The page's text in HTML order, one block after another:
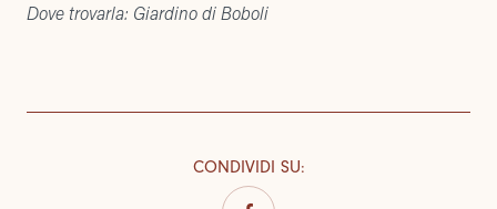
Dove trovarla: Giardino di Boboli
CONDIVIDI SU: